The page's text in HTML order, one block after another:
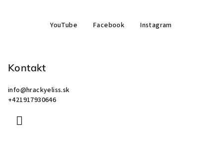
YouTube Facebook Instagram
Kontakt
info@hrackyeliss.sk
+421917930646